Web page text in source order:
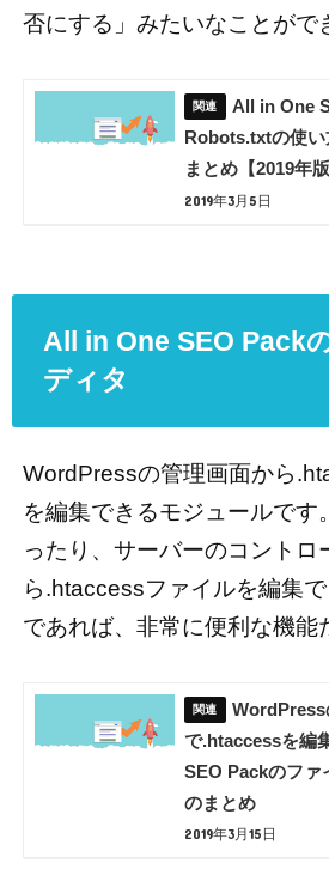
否にする」みたいなことがで
All in One
Robots.txtの使い
まとめ【2019年版
2019年3月5日
All in One SEO Pack
ディタ
WordPressの管理画面から
を編集できるモジュールです
ったり、サーバーのコントロ
ら.htaccessファイルを編集
であれば、非常に便利な機能
WordPress
で.htaccessを編
SEO Packのファ
のまとめ
2019年3月15日